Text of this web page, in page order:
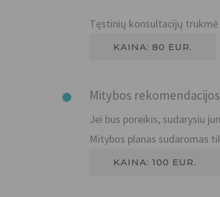
Tęstinių konsultacijų trukmė
KAINA: 80 EUR.
Mitybos
Jei bus poreikis, sudarysiu
Mitybos planas sudaromas
KAINA: 100 EUR.